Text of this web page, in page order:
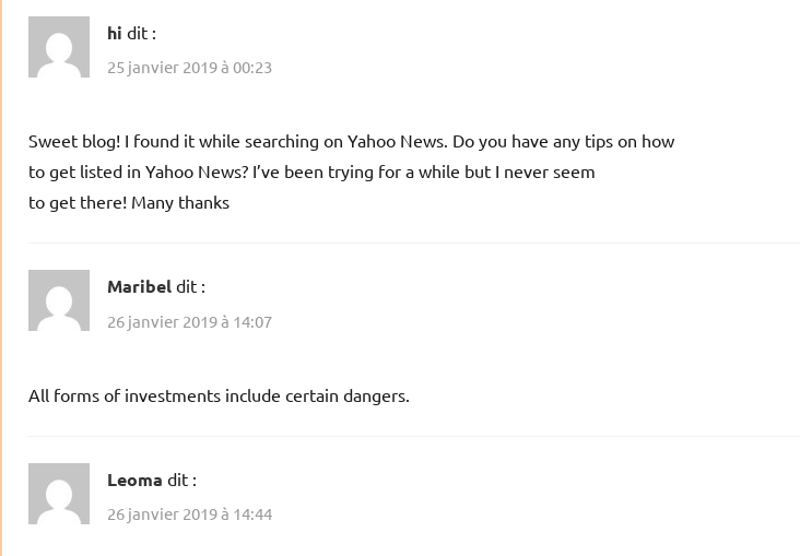
hi dit :
25 janvier 2019 à 00:23
Sweet blog! I found it while searching on Yahoo News. Do you have any tips on how
to get listed in Yahoo News? I’ve been trying for a while but I never seem
to get there! Many thanks
Maribel dit :
26 janvier 2019 à 14:07
All forms of investments include certain dangers.
Leoma dit :
26 janvier 2019 à 14:44